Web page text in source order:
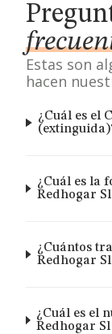
Estas son
hacen
¿Cuál es el
¿Cuál es la
Redhogar
¿Cuántos
Redhogar
¿Cuál es el
Redhogar